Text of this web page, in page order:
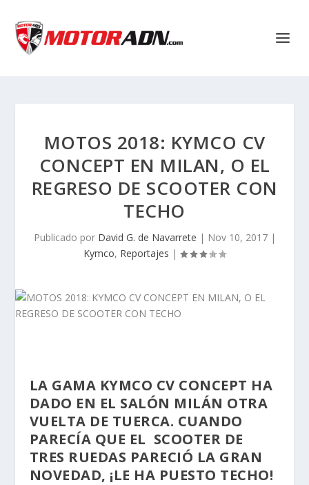
MOTOS 2018: KYMCO CV
CONCEPT EN MILAN, O EL
REGRESO DE SCOOTER CON
TECHO
Publicado por David G. de Navarrete | Nov 10, 2017|
Kymco, Reportajes |
LA GAMA KYMCO CV CONCEPT HA
DADO EN EL SALÓN MILÁN OTRA
VUELTA DE TUERCA. CUANDO
PARECÍA QUE EL SCOOTER DE
TRES RUEDAS PARECIÓ LA GRAN
NOVEDAD, ¡LE HA PUESTO TECHO!